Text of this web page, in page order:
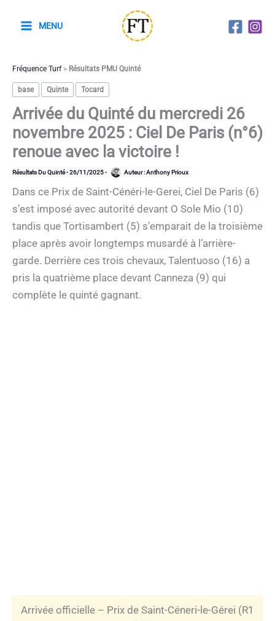
MENU
Fréquence Turf> Résultats PMU Quinté
base Quinte Tocard
Arrivée du Quinté du mercredi 26
novembre 2025 : Ciel De Paris (n°6)
renoue avec la victoire !
Résultats Du Quinté-26/11/2025- Auteur :Anthony Prioux
Dans ce Prix de Saint-Cénéri-le-Gerei, Ciel De Paris (6)
s’est imposé avec autorité devant O Sole Mio (10)
tandis que Tortisambert (5) s’emparait de la troisième
place après avoir longtemps musardé à l’arrière-
garde. Derrière ces trois chevaux, Talentuoso (16) a
pris la quatrième place devant Canneza (9) qui
complète le quinté gagnant.
Arrivée officielle – Prix de Saint-Céneri-le-Gérei (R1